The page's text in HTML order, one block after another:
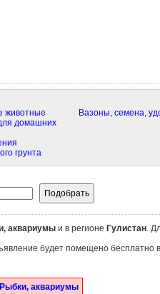
животные
домашних
грунта
Вазоны, семена,
аквариумыи в регионе Гулистан.
будет помещено бесплатно
аквариумы